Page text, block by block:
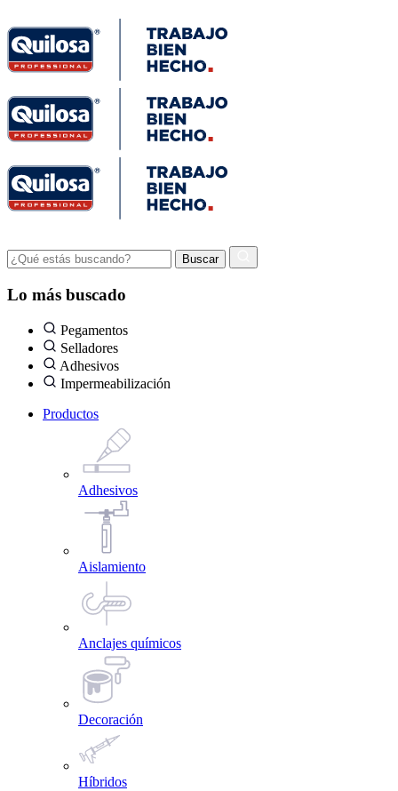
Lo más buscado
Pegamentos
Selladores
Adhesivos
Impermeabilización
Productos
Adhesivos
Aislamiento
Anclajes químicos
Decoración
Híbridos